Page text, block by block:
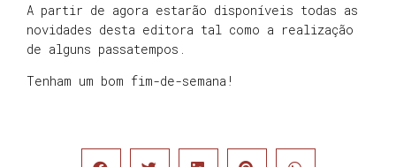
A partir de agora estarão disponíveis todas as
novidades desta editora tal como a realização
de alguns passatempos.
Tenham um bom fim-de-semana!